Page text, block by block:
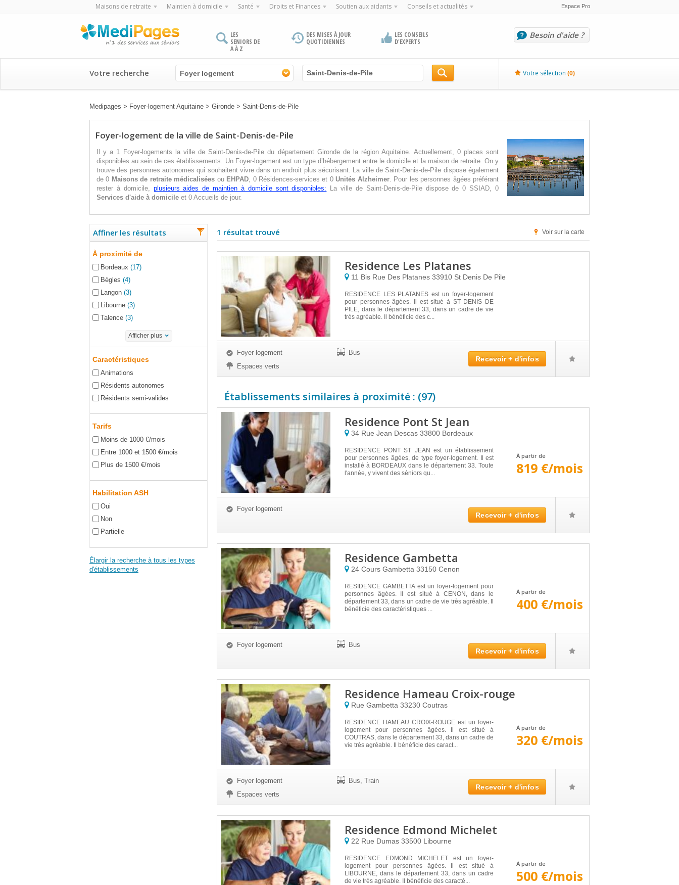
Maisons de retraite Maintien à domicile Santé Droits et Finances Soutien aux aidants Conseils et actualités Espace Pro
LES
SENIORS DE
A À Z
DES MISES À JOUR
QUOTIDIENNES
LES CONSEILS
D'EXPERTS
Besoin d'aide ?
Votre recherche Foyer logement Votre sélection (0)
Medipages > Foyer-logement Aquitaine > Gironde > Saint-Denis-de-Pile
Foyer-logement de la ville de Saint-Denis-de-Pile
Il y a 1 Foyer-logements la ville de Saint-Denis-de-Pile du département Gironde de la région Aquitaine. Actuellement, 0 places sont
disponibles au sein de ces établissements. Un Foyer-logement est un type d’hébergement entre le domicile et la maison de retraite. On y
trouve des personnes autonomes qui souhaitent vivre dans un endroit plus sécurisant. La ville de Saint-Denis-de-Pile dispose également
de 0 Maisons de retraite médicalisées ou EHPAD, 0 Résidences-services et 0Unités Alzheimer. Pour les personnes âgées préférant
rester à domicile, plusieurs aides de maintien à domicile sont disponibles: La ville de Saint-Denis-de-Pile dispose de 0 SSIAD, 0
Services d'aide à domicile et 0 Accueils de jour.
Affiner les résultats
À proximité de
Bordeaux (17)
Bègles (4)
Langon (3)
Libourne (3)
Talence (3)
Afficher plus
Caractéristiques
Animations
Résidents autonomes
Résidents semi-valides
Tarifs
Moins de 1000 €/mois
Entre 1000 et 1500 €/mois
Plus de 1500 €/mois
Habilitation ASH
Oui
Non
Partielle
Élargir la recherche à tous les types
d'établissements
1 résultat trouvé Voir sur la carte
Residence Les Platanes
11 Bis Rue Des Platanes 33910 St Denis De Pile
RESIDENCE LES PLATANES est un foyer-logement
pour personnes âgées. Il est situé à ST DENIS DE
PILE, dans le département 33, dans un cadre de vie
très agréable. Il bénéficie des c...
Foyer logement
Espaces verts
Bus
Recevoir + d'infos
Établissements similaires à proximité : (97)
Residence Pont St Jean
34 Rue Jean Descas 33800 Bordeaux
RESIDENCE PONT ST JEAN est un établissement
pour personnes âgées, de type foyer-logement. Il est
installé à BORDEAUX dans le département 33. Toute
l'année, y vivent des séniors qu...
À partir de
819 €/mois
Foyer logement
Recevoir + d'infos
Residence Gambetta
24 Cours Gambetta 33150 Cenon
RESIDENCE GAMBETTA est un foyer-logement pour
personnes âgées. Il est situé à CENON, dans le
département 33, dans un cadre de vie très agréable. Il
bénéficie des caractéristiques ...
À partir de
400 €/mois
Foyer logement Bus
Recevoir + d'infos
Residence Hameau Croix-rouge
Rue Gambetta 33230 Coutras
RESIDENCE HAMEAU CROIX-ROUGE est un foyer-
logement pour personnes âgées. Il est situé à
COUTRAS, dans le département 33, dans un cadre de
vie très agréable. Il bénéficie des caract...
À partir de
320 €/mois
Foyer logement
Espaces verts
Bus, Train
Recevoir + d'infos
Residence Edmond Michelet
22 Rue Dumas 33500 Libourne
RESIDENCE EDMOND MICHELET est un foyer-
logement pour personnes âgées. Il est situé à
LIBOURNE, dans le département 33, dans un cadre
de vie très agréable. Il bénéficie des caracté...
À partir de
500 €/mois